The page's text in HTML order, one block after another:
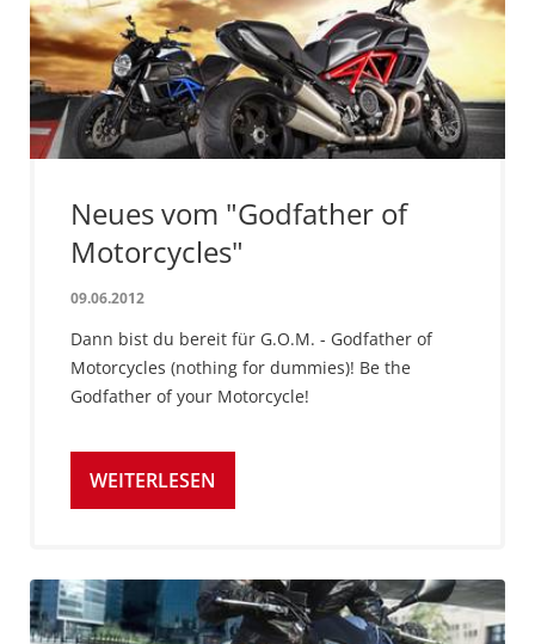
Neues vom "Godfather of
Motorcycles"
09.06.2012
Dann bist du bereit für G.O.M. - Godfather of
Motorcycles (nothing for dummies)! Be the
Godfather of your Motorcycle!
WEITERLESEN